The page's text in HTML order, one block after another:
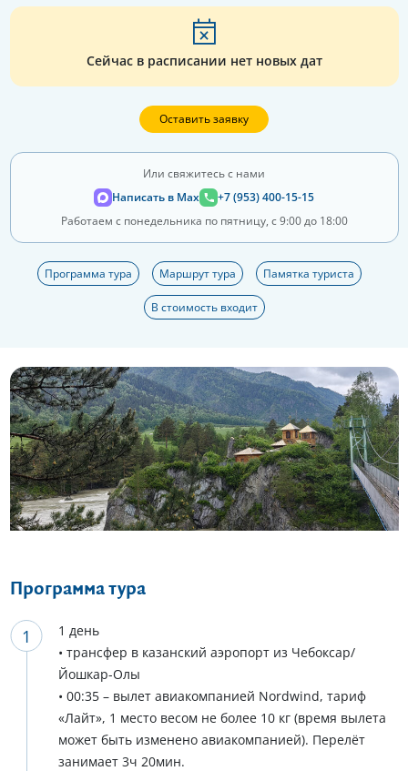
Сейчас в расписании нет новых дат
Оставить заявку
Или свяжитесь с нами
Написать в Max
+7 (953) 400-15-15
Работаем с понедельника по пятницу, с 9:00 до 18:00
Программа тура Маршрут тура Памятка туриста
В стоимость входит
Еще 13 фото
Программа тура
1 день
• трансфер в казанский аэропорт из Чебоксар/
Йошкар-Олы
• 00:35 – вылет авиакомпанией Nordwind, тариф
«Лайт», 1 место весом не более 10 кг (время вылета
может быть изменено авиакомпанией). Перелёт
занимает 3ч 20мин.